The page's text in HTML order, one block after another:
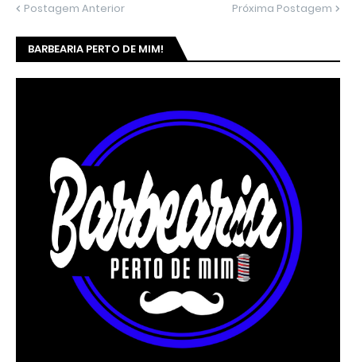
Postagem Anterior Próxima Postagem
BARBEARIA PERTO DE MIM!